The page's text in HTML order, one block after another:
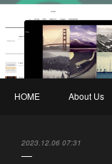
HOME About Us
2023.12.06 07:31